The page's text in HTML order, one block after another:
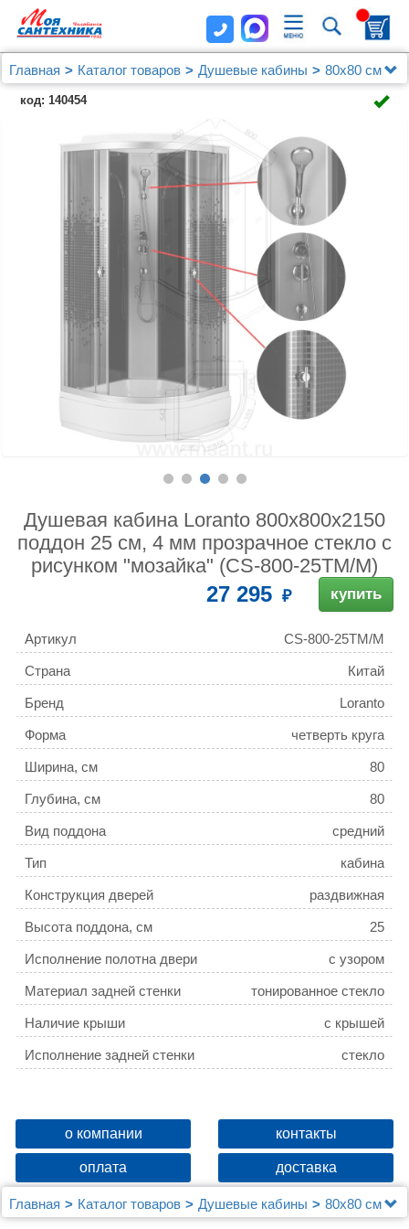
Главная Каталог товаров Душевые кабины
80х80 см
Душевая кабина Loranto 800x800x2150 поддон 25
см, 4 мм прозрачное стекло с рисунком "мозайка" (CS-
код: 140454
Душевая кабина Loranto 800x800x2150
поддон 25 см, 4 мм прозрачное стекло с
рисунком "мозайка" (CS-800-25ТМ/М)
27 295 купить
Артикул CS-800-25ТМ/М
Страна Китай
Бренд Loranto
Форма четверть круга
Ширина, см 80
Глубина, см 80
Вид поддона средний
Тип кабина
Конструкция дверей раздвижная
Высота поддона, см 25
Исполнение полотна двери с узором
Материал задней стенки тонированное стекло
Наличие крыши c крышей
Исполнение задней стенки стекло
о компании контакты
оплата доставка
Главная Каталог товаров Душевые кабины
80х80 см
Душевая кабина Loranto 800x800x2150 поддон 25